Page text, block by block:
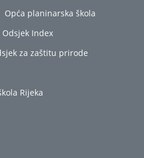
Opća planinarska škola
Odsjek Index
za zaštitu prirode
Rijeka